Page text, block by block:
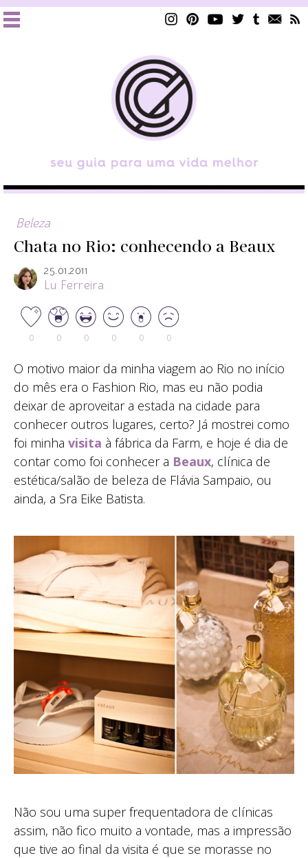
Beleza
Chata no Rio: conhecendo a Beaux
25.01.2011
Lu Ferreira
0 0 0 0 0 0
O motivo maior da minha viagem ao Rio no início
do mês era o Fashion Rio, mas eu não podia
deixar de aproveitar a estada na cidade para
conhecer outros lugares, certo? Já mostrei como
foi minha visita à fábrica da Farm, e hoje é dia de
contar como foi conhecer a Beaux, clínica de
estética/salão de beleza de Flávia Sampaio, ou
ainda, a Sra Eike Batista.
Não sou uma super frequentadora de clínicas
assim, não fico muito a vontade, mas a impressão
que tive ao final da visita é que se morasse no